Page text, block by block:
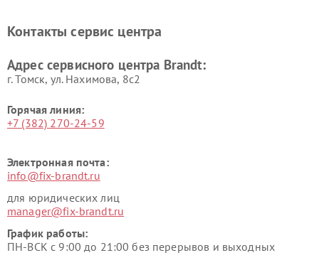
Контакты сервис центра
Адрес сервисного центра Brandt:
г. Томск, ул. Нахимова, 8с2
Горячая линия:
+7 (382) 270-24-59
Электронная почта:
info@fix-brandt.ru
для юридических лиц
manager@fix-brandt.ru
График работы:
ПН-ВСК с 9:00 до 21:00 без перерывов и выходных